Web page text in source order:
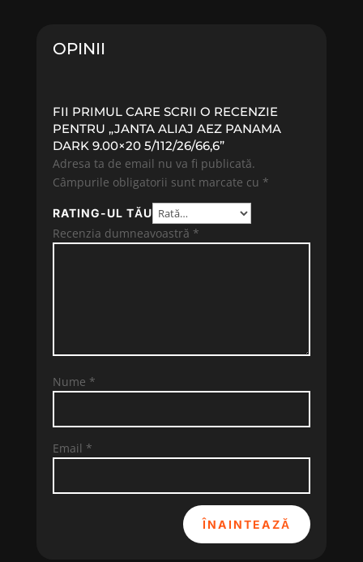
OPINII
FII PRIMUL CARE SCRII O RECENZIE
PENTRU „JANTA ALIAJ AEZ PANAMA
DARK 9.00×20 5/112/26/66,6”
Adresa ta de email nu va fi publicată.
Câmpurile obligatorii sunt marcate cu *
RATING-UL TĂU
Recenzia dumneavoastră *
Nume *
Email *
ÎNAINTEAZĂ